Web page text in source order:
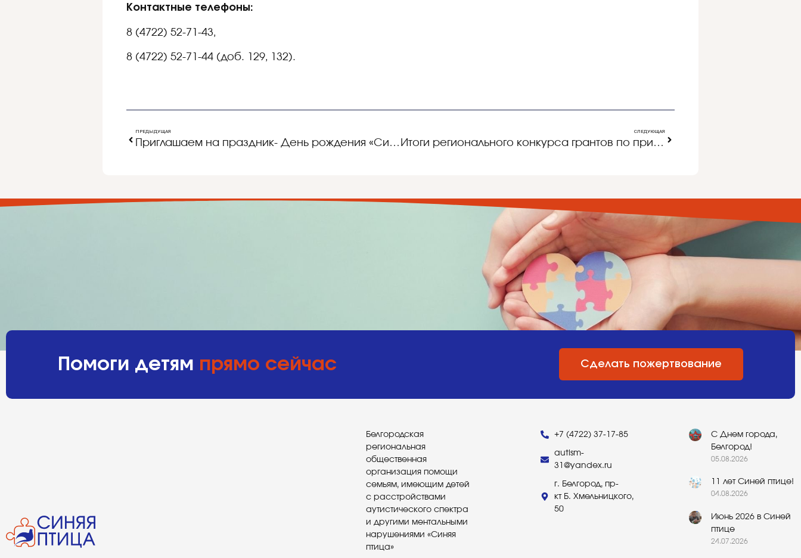
Контактные телефоны:
8 (4722) 52-71-43,
8 (4722) 52-71-44 (доб. 129, 132).
ПРЕДЫДУЩАЯ
Приглашаем на праздник- День рождения «Синей птицы»!
СЛЕДУЮЩАЯ
Итоги регионального конкурса грантов по приоритетным направлениям развития образования
Помоги детям прямо сейчас Сделать пожертвование
Белгородская
региональная
общественная
организация помощи
семьям, имеющим детей
с расстройствами
аутистического спектра
и другими ментальными
нарушениями «Синяя
птица»
+7 (4722) 37-17-85
autism-
31@yandex.ru
г. Белгород, пр-
кт Б. Хмельницкого,
50
С Днем города,
Белгород!
05.08.2026
11 лет Синей птице!
04.08.2026
Июнь 2026 в Синей
птице
24.07.2026